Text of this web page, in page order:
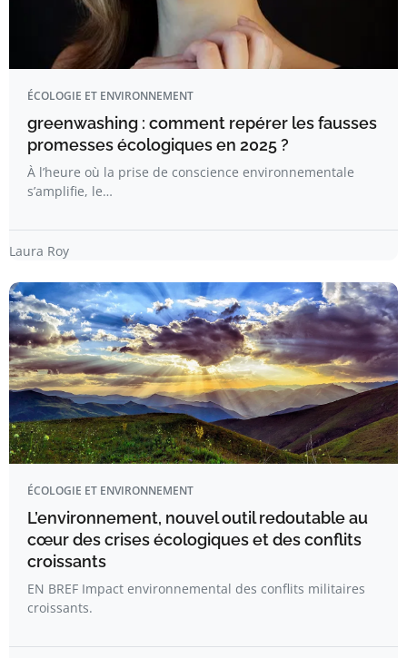
ÉCOLOGIE ET ENVIRONNEMENT
greenwashing : comment repérer les fausses
promesses écologiques en 2025 ?
À l’heure où la prise de conscience environnementale
s’amplifie, le…
Laura Roy
ÉCOLOGIE ET ENVIRONNEMENT
L’environnement, nouvel outil redoutable au
cœur des crises écologiques et des conflits
croissants
EN BREF Impact environnemental des conflits militaires
croissants.